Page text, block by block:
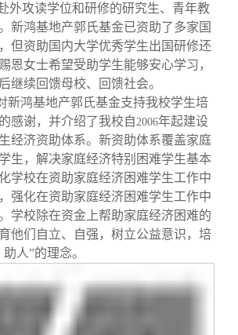
外攻读学位和研修的研究生、青年教
新鸿基地产郭氏基金已资助了多家国
但资助国内大学优秀学生出国研修还
恩女士希望受助学生能够安心学习，
继续回馈母校、回馈社会。
新鸿基地产郭氏基金支持我校学生培
感谢，并介绍了我校自 2006年起建设
经济资助体系。新资助体系覆盖家庭
生，解决家庭经济特别困难学生基本
学校在资助家庭经济困难学生工作中
强化在资助家庭经济困难学生工作中
学校除在资金上帮助家庭经济困难的
他们自立、自强，树立公益意识，培
人”的理念。